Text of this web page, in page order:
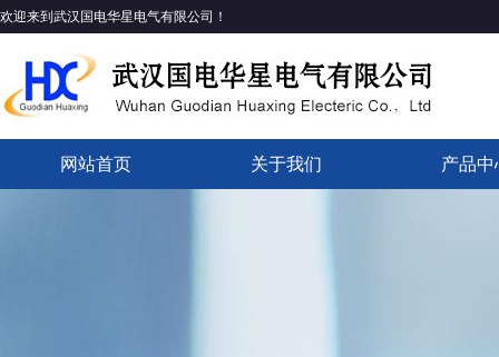
欢迎来到武汉国电华星电气有限公司！
网站首页 关于我们 产品中